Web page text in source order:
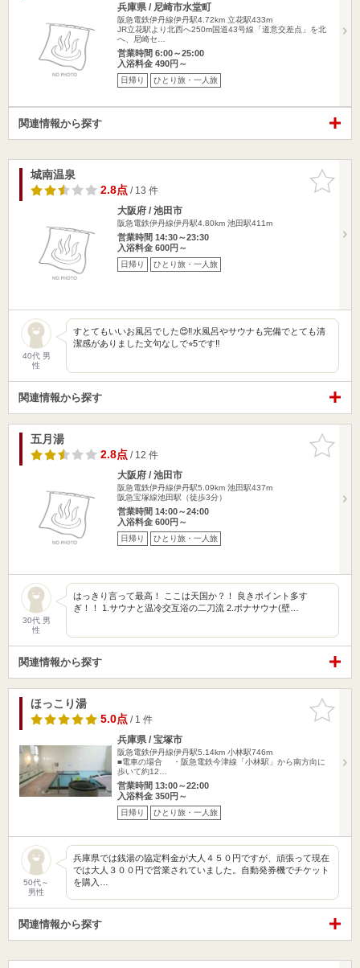
兵庫県 / 尼崎市水堂町
阪急電鉄伊丹線伊丹駅4.72km 立花駅433m
JR立花駅より北西へ250m国道43号線「道意交差点」を北
へ、尼崎セ…
営業時間 6:00～25:00
入浴料金 490円～
日帰り ひとり旅・一人旅
関連情報から探す
お気に入
りに追加
城南温泉
2.8点/ 13 件
大阪府 / 池田市
阪急電鉄伊丹線伊丹駅4.80km 池田駅411m
営業時間 14:30～23:30
入浴料金 600円～
日帰り ひとり旅・一人旅
40代 男
性
すとてもいいお風呂でした😍‼️水風呂やサウナも完備でとても清
潔感がありました文句なしで⭐︎5です‼️
関連情報から探す
お気に入
りに追加
五月湯
2.8点/ 12 件
大阪府 / 池田市
阪急電鉄伊丹線伊丹駅5.09km 池田駅437m
阪急宝塚線池田駅（徒歩3分）
営業時間 14:00～24:00
入浴料金 600円～
日帰り ひとり旅・一人旅
30代 男
性
はっきり言って最高！ ここは天国か？！ 良きポイント多す
ぎ！！ 1.サウナと温冷交互浴の二刀流 2.ボナサウナ(壁…
関連情報から探す
お気に入
りに追加
ほっこり湯
5.0点/ 1 件
兵庫県 / 宝塚市
阪急電鉄伊丹線伊丹駅5.14km 小林駅746m
■電車の場合 ・阪急電鉄今津線「小林駅」から南方向に
歩いて約12…
営業時間 13:00～22:00
入浴料金 350円～
日帰り ひとり旅・一人旅
50代～
男性
兵庫県では銭湯の協定料金が大人４５０円ですが、頑張って現在
では大人３００円で営業されていました。自動発券機でチケット
を購入…
関連情報から探す